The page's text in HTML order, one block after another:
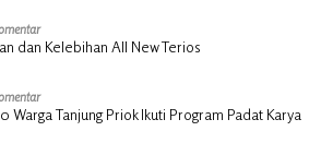
dan Kelebihan All New Terios
Warga Tanjung Priok Ikuti Program Padat Karya